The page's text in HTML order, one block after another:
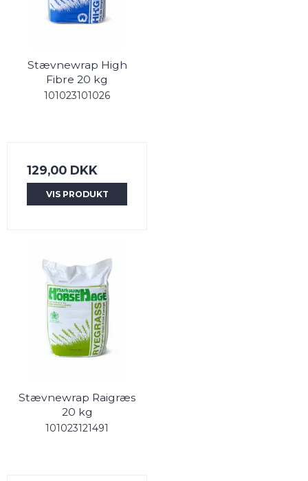
Stævnewrap High
Fibre 20 kg
101023101026
129,00 DKK
VIS PRODUKT
Stævnewrap Raigræs
20 kg
101023121491